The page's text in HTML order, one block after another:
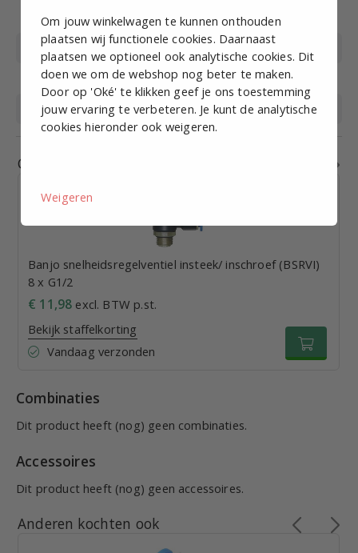
(°C)
Materiaal
Messing vernikkeld, kunststof
Materiaal afdichting
NBR
Medium
Perslucht
Gerelateerde producten
Banjo snelheidsregelventiel insteek/ inschroef (BSRVI)
8 x G1/2
€ 11,98 excl. BTW p.st.
Bekijk staffelkorting
Vandaag verzonden
Combinaties
Dit product heeft (nog) geen combinaties.
Accessoires
Dit product heeft (nog) geen accessoires.
Anderen kochten ook
Om jouw winkelwagen te kunnen onthouden
plaatsen wij functionele cookies. Daarnaast
plaatsen we optioneel ook analytische cookies. Dit
doen we om de webshop nog beter te maken.
Door op 'Oké' te klikken geef je ons toestemming
jouw ervaring te verbeteren. Je kunt de analytische
cookies hieronder ook weigeren.
Weigeren